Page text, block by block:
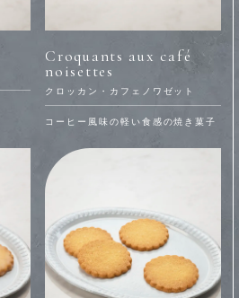
Croquants aux café
noisettes
クロッカン・カフェノワゼット
コーヒー風味の軽い食感の焼き菓子